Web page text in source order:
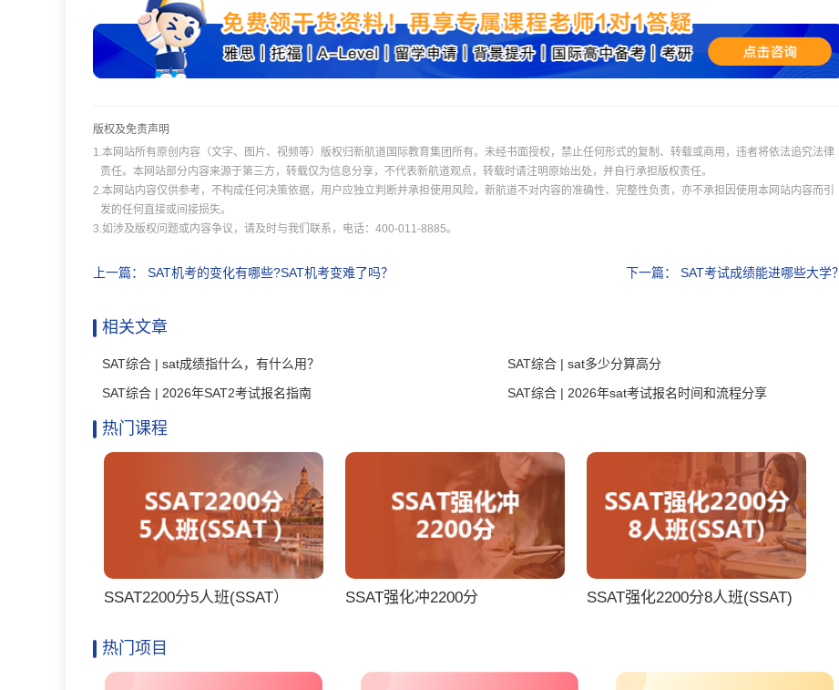
版权及免责声明
1.本网站所有原创内容（文字、图片、视频等）版权归新航道国际教育集团所有。未经书面授权，禁止任何形式的复制、转载或商用，违者将依法追究法律
责任。本网站部分内容来源于第三方，转载仅为信息分享，不代表新航道观点，转载时请注明原始出处，并自行承担版权责任。
2.本网站内容仅供参考，不构成任何决策依据，用户应独立判断并承担使用风险，新航道不对内容的准确性、完整性负责，亦不承担因使用本网站内容而引
发的任何直接或间接损失。
3.如涉及版权问题或内容争议，请及时与我们联系，电话：400-011-8885。
上一篇： SAT机考的变化有哪些?SAT机考变难了吗？ 下一篇： SAT考试成绩能进哪些大学？
相关文章
SAT综合 | sat成绩指什么，有什么用？
SAT综合 | sat多少分算高分
SAT综合 | 2026年SAT2考试报名指南
SAT综合 | 2026年sat考试报名时间和流程分享
热门课程
SSAT2200分5人班(SSAT） SSAT强化冲2200分 SSAT强化2200分8人班(SSAT)
热门项目